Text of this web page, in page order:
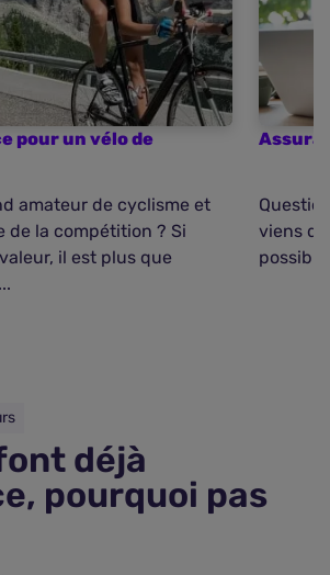
pour un vélo de
amateur de cyclisme et
de la compétition ? Si
il est plus que
viens
déjà
pourquoi pas